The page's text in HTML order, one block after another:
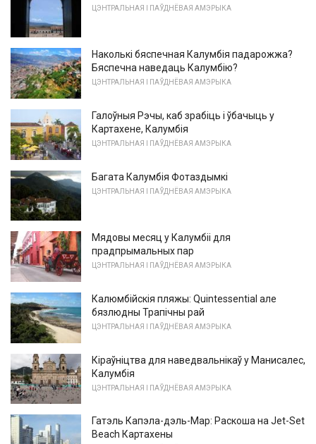
ЦЭНТРАЛЬНАЯ І ПАЎДНЁВАЯ АМЭРЫКА
Наколькі бяспечная Калумбія падарожжа?
Бяспечна наведаць Калумбію?
ЦЭНТРАЛЬНАЯ І ПАЎДНЁВАЯ АМЭРЫКА
Галоўныя Рэчы, каб зрабіць і ўбачыць у
Картахене, Калумбія
ЦЭНТРАЛЬНАЯ І ПАЎДНЁВАЯ АМЭРЫКА
Багата Калумбія Фотаздымкі
ЦЭНТРАЛЬНАЯ І ПАЎДНЁВАЯ АМЭРЫКА
Мядовы месяц у Калумбіі для
прадпрымальных пар
ЦЭНТРАЛЬНАЯ І ПАЎДНЁВАЯ АМЭРЫКА
Калюмбійскія пляжы: Quintessential але
бязлюдны Трапічны рай
ЦЭНТРАЛЬНАЯ І ПАЎДНЁВАЯ АМЭРЫКА
Кіраўніцтва для наведвальнікаў у Манисалес,
Калумбія
ЦЭНТРАЛЬНАЯ І ПАЎДНЁВАЯ АМЭРЫКА
Гатэль Капэла-дэль-Мар: Раскоша на Jet-Set
Beach Картахены